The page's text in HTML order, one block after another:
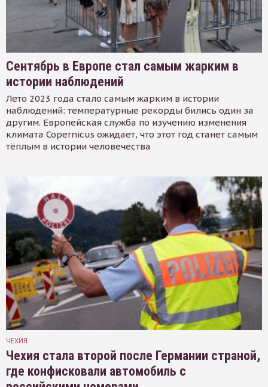
Сентябрь в Европе стал самым жарким в
истории наблюдений
Лето 2023 года стало самым жарким в истории
наблюдений: температурные рекорды бились один за
другим. Европейская служба по изучению изменения
климата Copernicus ожидает, что этот год станет самым
тёплым в истории человечества
ЧЕХИЯ
Чехия стала второй после Германии страной,
где конфисковали автомобиль с